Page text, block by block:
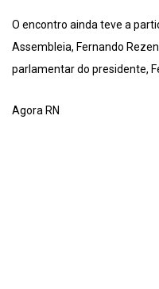
O encontro ainda teve a
Assembleia, Fernando
parlamentar do presidente,
Agora RN